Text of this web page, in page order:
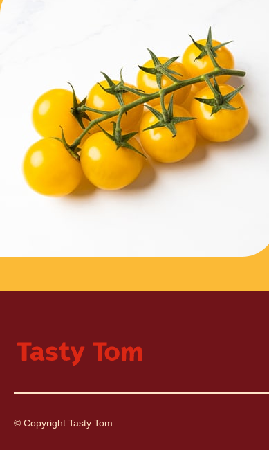
© Copyright Tasty Tom